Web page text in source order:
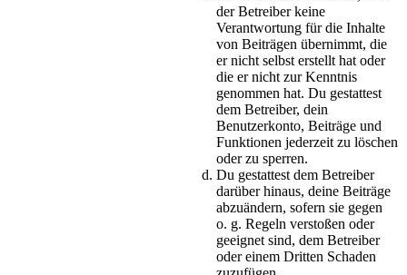
der Betreiber keine
Verantwortung für die Inhalte
von Beiträgen übernimmt, die
er nicht selbst erstellt hat oder
die er nicht zur Kenntnis
genommen hat. Du gestattest
dem Betreiber, dein
Benutzerkonto, Beiträge und
Funktionen jederzeit zu löschen
oder zu sperren.
Du gestattest dem Betreiber
darüber hinaus, deine Beiträge
abzuändern, sofern sie gegen
o. g. Regeln verstoßen oder
geeignet sind, dem Betreiber
oder einem Dritten Schaden